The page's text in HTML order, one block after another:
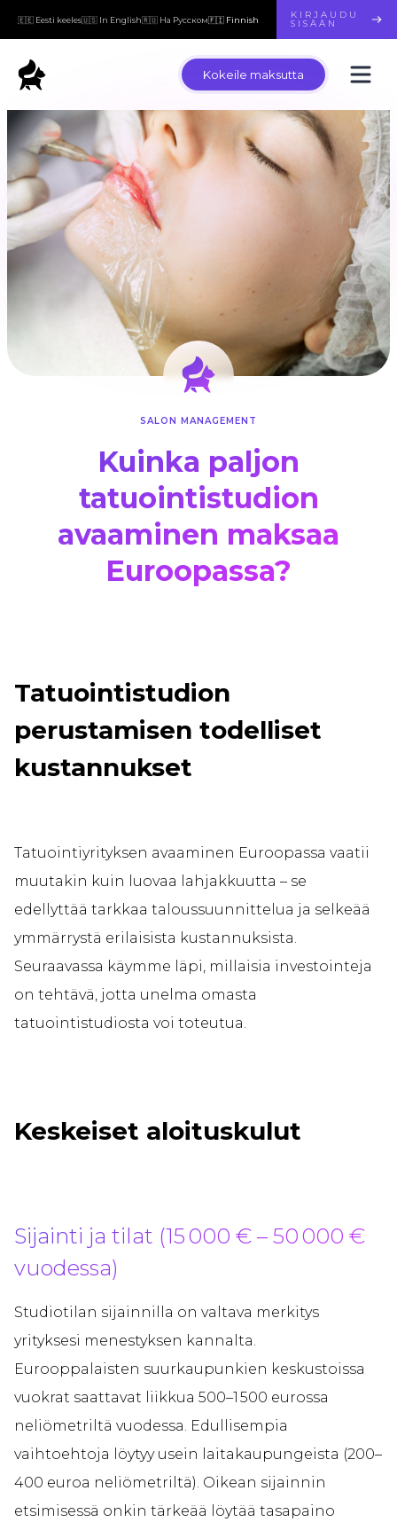
🇪🇪 Eesti keeles🇺🇸 In English🇷🇺 На Русском🇫🇮 Finnish KIRJAUDU
SISÄÄN
Kokeile maksutta
SALON MANAGEMENT
Kuinka paljon
tatuointistudion
avaaminen maksaa
Euroopassa?
Tatuointistudion
perustamisen todelliset
kustannukset
Tatuointiyrityksen avaaminen Euroopassa vaatii
muutakin kuin luovaa lahjakkuutta – se
edellyttää tarkkaa taloussuunnittelua ja selkeää
ymmärrystä erilaisista kustannuksista.
Seuraavassa käymme läpi, millaisia investointeja
on tehtävä, jotta unelma omasta
tatuointistudiosta voi toteutua.
Keskeiset aloituskulut
Sijainti ja tilat (15 000 € – 50 000 €
vuodessa)
Studiotilan sijainnilla on valtava merkitys
yrityksesi menestyksen kannalta.
Eurooppalaisten suurkaupunkien keskustoissa
vuokrat saattavat liikkua 500–1 500 eurossa
neliömetriltä vuodessa. Edullisempia
vaihtoehtoja löytyy usein laitakaupungeista (200–
400 euroa neliömetriltä). Oikean sijainnin
etsimisessä onkin tärkeää löytää tasapaino